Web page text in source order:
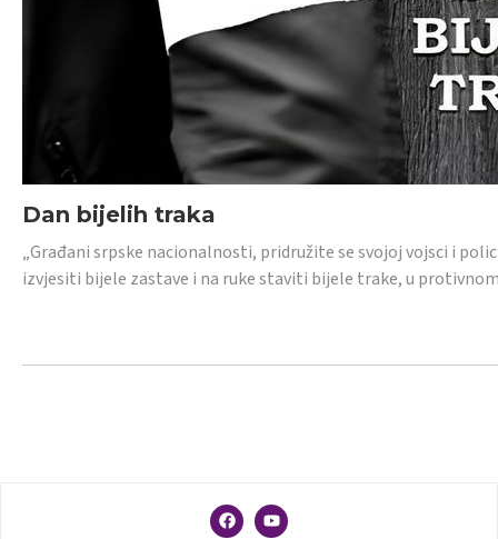
Dan bijelih traka
„Građani srpske nacionalnosti, pridružite se svojoj vojsci i
izvjesiti bijele zastave i na ruke staviti bijele trake, u